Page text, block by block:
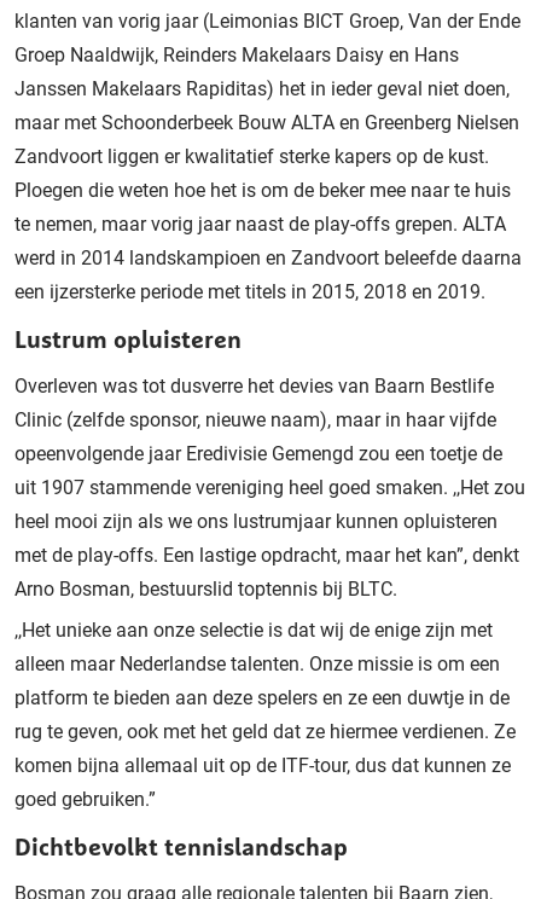
klanten van vorig jaar (Leimonias BICT Groep, Van der Ende
Groep Naaldwijk, Reinders Makelaars Daisy en Hans
Janssen Makelaars Rapiditas) het in ieder geval niet doen,
maar met Schoonderbeek Bouw ALTA en Greenberg Nielsen
Zandvoort liggen er kwalitatief sterke kapers op de kust.
Ploegen die weten hoe het is om de beker mee naar te huis
te nemen, maar vorig jaar naast de play-offs grepen. ALTA
werd in 2014 landskampioen en Zandvoort beleefde daarna
een ijzersterke periode met titels in 2015, 2018 en 2019.
Lustrum opluisteren
Overleven was tot dusverre het devies van Baarn Bestlife
Clinic (zelfde sponsor, nieuwe naam), maar in haar vijfde
opeenvolgende jaar Eredivisie Gemengd zou een toetje de
uit 1907 stammende vereniging heel goed smaken. ,,Het zou
heel mooi zijn als we ons lustrumjaar kunnen opluisteren
met de play-offs. Een lastige opdracht, maar het kan”, denkt
Arno Bosman, bestuurslid toptennis bij BLTC.
,,Het unieke aan onze selectie is dat wij de enige zijn met
alleen maar Nederlandse talenten. Onze missie is om een
platform te bieden aan deze spelers en ze een duwtje in de
rug te geven, ook met het geld dat ze hiermee verdienen. Ze
komen bijna allemaal uit op de ITF-tour, dus dat kunnen ze
goed gebruiken.”
Dichtbevolkt tennislandschap
Bosman zou graag alle regionale talenten bij Baarn zien,